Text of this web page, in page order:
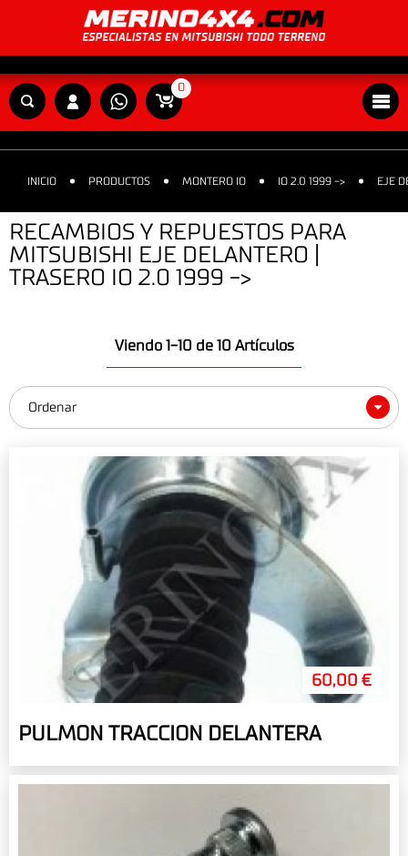
0
INICIO PRODUCTOS MONTERO IO IO 2.0 1999 -> EJE
RECAMBIOS Y REPUESTOS PARA
MITSUBISHI EJE DELANTERO |
TRASERO IO 2.0 1999 ->
Viendo 1-10 de 10 Artículos
Ordenar
60,00 €
PULMON TRACCION DELANTERA